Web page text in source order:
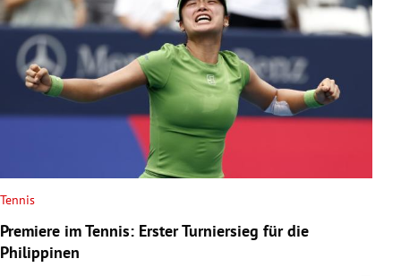
Tennis
Premiere im Tennis: Erster Turniersieg für die
Philippinen